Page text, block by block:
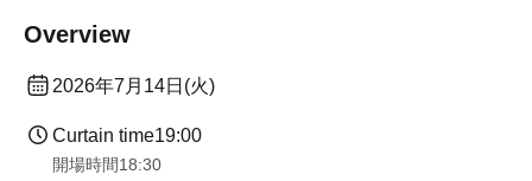
Overview
2026年7月14日(火)
Curtain time19:00
開場時間18:30